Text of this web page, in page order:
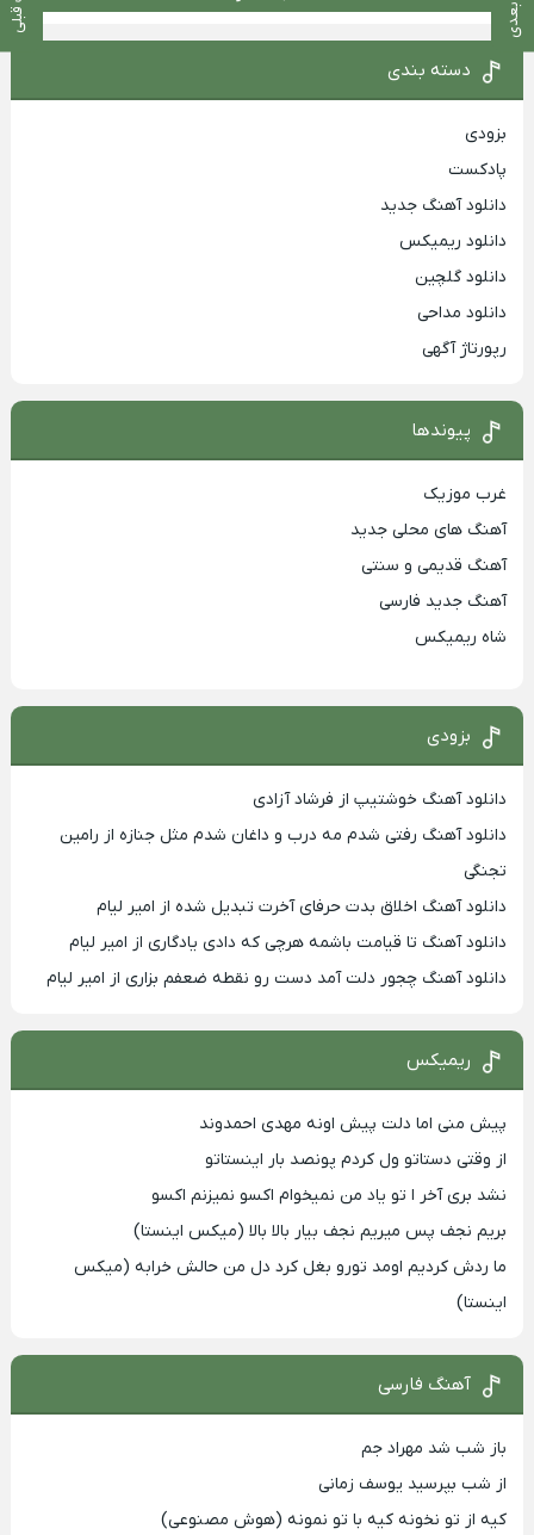
دسته بندی
بزودی
پادکست
دانلود آهنگ جدید
دانلود ریمیکس
دانلود گلچین
دانلود مداحی
رپورتاژ آگهی
پیوندها
غرب موزیک
آهنگ های محلی جدید
آهنگ قدیمی و سنتی
آهنگ جدید فارسی
شاه ریمیکس
بزودی
دانلود آهنگ خوشتیپ از فرشاد آزادی
دانلود آهنگ رفتی شدم مه درب و داغان شدم مثل جنازه از رامین
تجنگی
دانلود آهنگ اخلاق بدت حرفای آخرت تبدیل شده از امیر لیام
دانلود آهنگ تا قیامت باشمه هرچی که دادی یادگاری از امیر لیام
دانلود آهنگ چجور دلت آمد دست رو نقطه ضعفم بزاری از امیر لیام
ریمیکس
پیش منی اما دلت پیش اونه مهدی احمدوند
از وقتی دستاتو ول کردم پونصد بار اینستاتو
نشد بری آخر ا تو یاد من نمیخوام اکسو نمیزنم اکسو
بریم نجف پس میریم نجف بیار بالا بالا (میکس اینستا)
ما ردش کردیم اومد تورو بغل کرد دل من حالش خرابه (میکس
اینستا)
آهنگ فارسی
باز شب شد مهراد جم
از شب بپرسید یوسف زمانی
کیه از تو نخونه کیه با تو نمونه (هوش مصنوعی)